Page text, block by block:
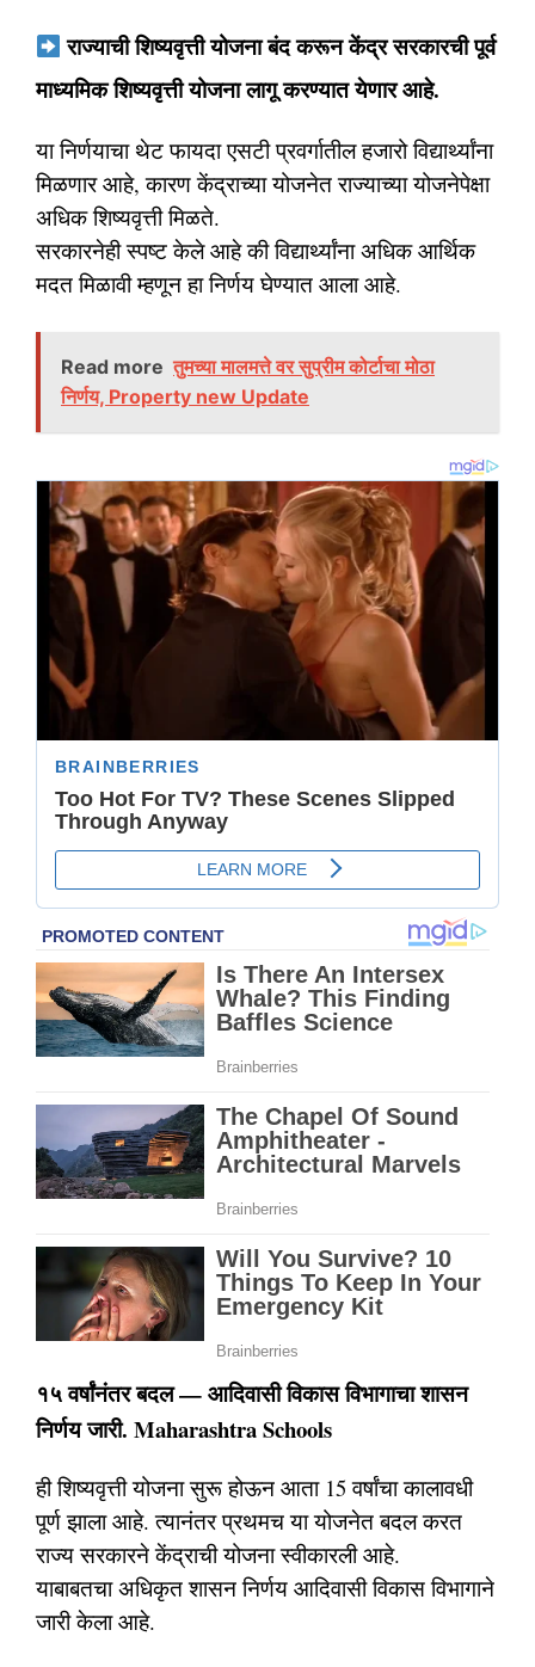
राज्याची शिष्यवृत्ती योजना बंद करून केंद्र सरकारची पूर्व
माध्यमिक शिष्यवृत्ती योजना लागू करण्यात येणार आहे.
या निर्णयाचा थेट फायदा एसटी प्रवर्गातील हजारो विद्यार्थ्यांना
मिळणार आहे, कारण केंद्राच्या योजनेत राज्याच्या योजनेपेक्षा
अधिक शिष्यवृत्ती मिळते.
सरकारनेही स्पष्ट केले आहे की विद्यार्थ्यांना अधिक आर्थिक
मदत मिळावी म्हणून हा निर्णय घेण्यात आला आहे.
Read more तुमच्या मालमत्ते वर सुप्रीम कोर्टाचा मोठा
निर्णय, Property new Update
१५ वर्षांनंतर बदल — आदिवासी विकास विभागाचा शासन
निर्णय जारी. Maharashtra Schools
ही शिष्यवृत्ती योजना सुरू होऊन आता 15 वर्षांचा कालावधी
पूर्ण झाला आहे. त्यानंतर प्रथमच या योजनेत बदल करत
राज्य सरकारने केंद्राची योजना स्वीकारली आहे.
याबाबतचा अधिकृत शासन निर्णय आदिवासी विकास विभागाने
जारी केला आहे.